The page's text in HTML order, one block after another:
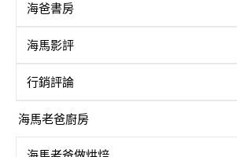
海爸書房
海馬影評
行銷評論
海馬老爸廚房